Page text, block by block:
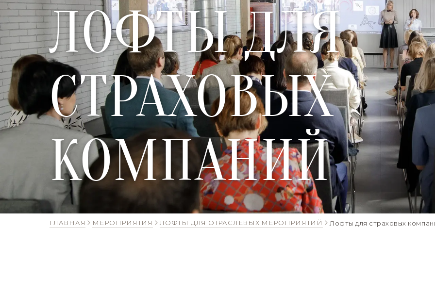
ЛОФТЫ ДЛЯ
СТРАХОВЫХ
КОМПАНИЙ
ГЛАВНАЯ МЕРОПРИЯТИЯ ЛОФТЫ ДЛЯ ОТРАСЛЕВЫХ МЕРОПРИЯТИЙ Лофты для страховых